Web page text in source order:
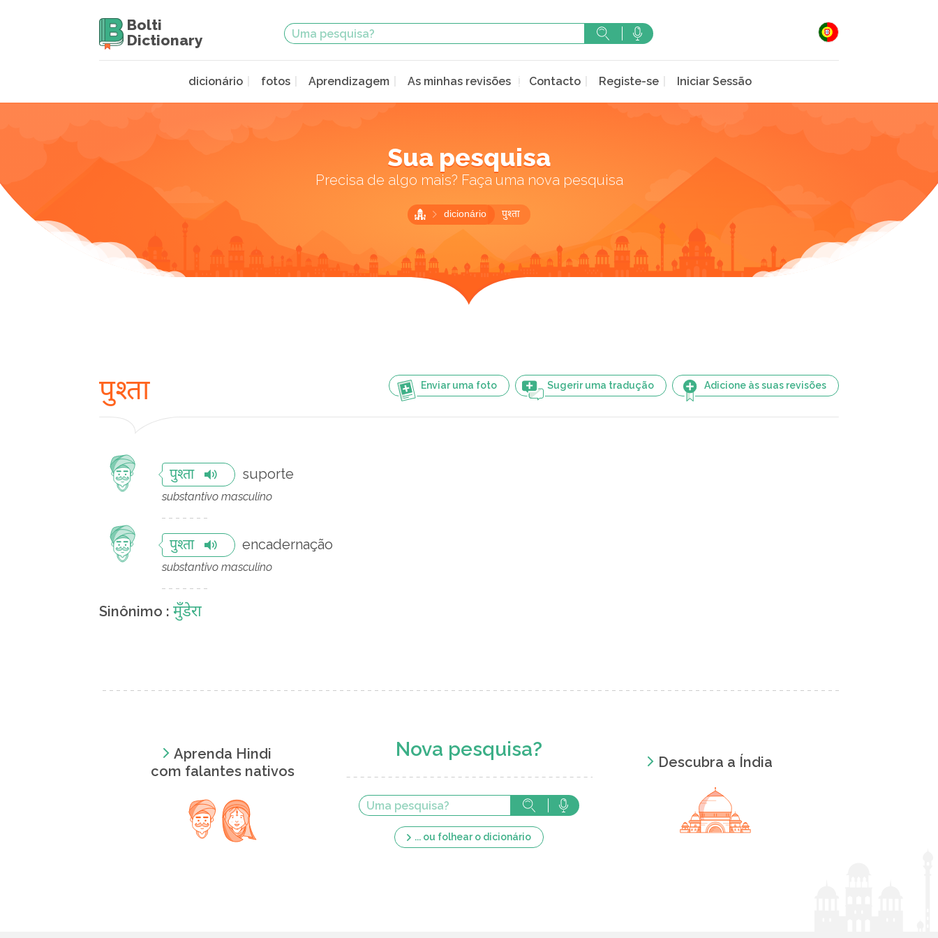
Bolti
Dictionary
dicionário fotos Aprendizagem As minhas revisões Contacto Registe-se Iniciar Sessão
Sua pesquisa
Precisa de algo mais? Faça uma nova pesquisa
dicionário पुश्ता
Enviar uma foto Sugerir uma tradução Adicione às suas revisões
पुश्ता
पुश्ता suporte
substantivo masculino
पुश्ता encadernação
substantivo masculino
Sinônimo : मुँडेरा
Aprenda Hindi
com falantes nativos
Nova pesquisa?
... ou folhear o dicionário
Descubra a Índia